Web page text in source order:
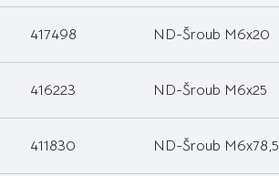
417498 ND-Šroub M6x20
416223 ND-Šroub M6x25
411830 ND-Šroub M6x78,5